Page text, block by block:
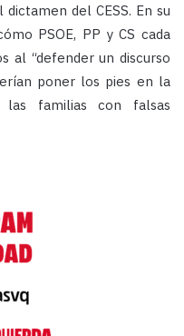
del CESS. En su
PSOE, PP y CS cada
al “defender un discurso
poner los pies en la
familias con falsas